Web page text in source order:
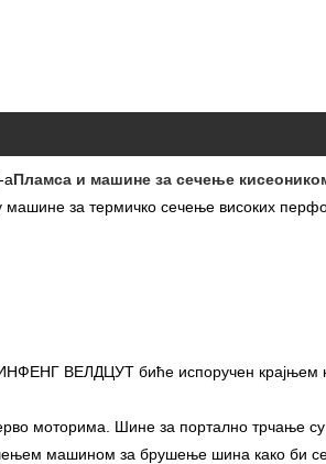
аПламса и машине за сечење
машине за термичко сечење високих
ВЕЛДЦУТ биће испоручен крајњем
моторима. Шине за портално трчање
машином за брушење шина како би